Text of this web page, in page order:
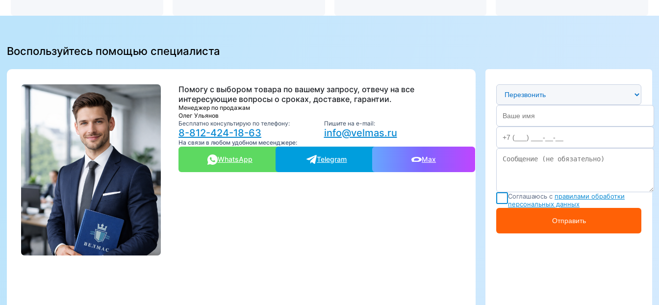
Воспользуйтесь помощью специалиста
Помогу с выбором товара по вашему запросу, отвечу на все
интересующие вопросы о сроках, доставке, гарантии.
Менеджер по продажам
Олег Ульянов
Бесплатно консультирую по телефону:
8-812-424-18-63
Пишите на e-mail:
info@velmas.ru
На связи в любом удобном месенджере:
WhatsApp Telegram Max
Предпочтительный способ связи
Соглашаюсь с правилами обработки
персональных данных
Отправить